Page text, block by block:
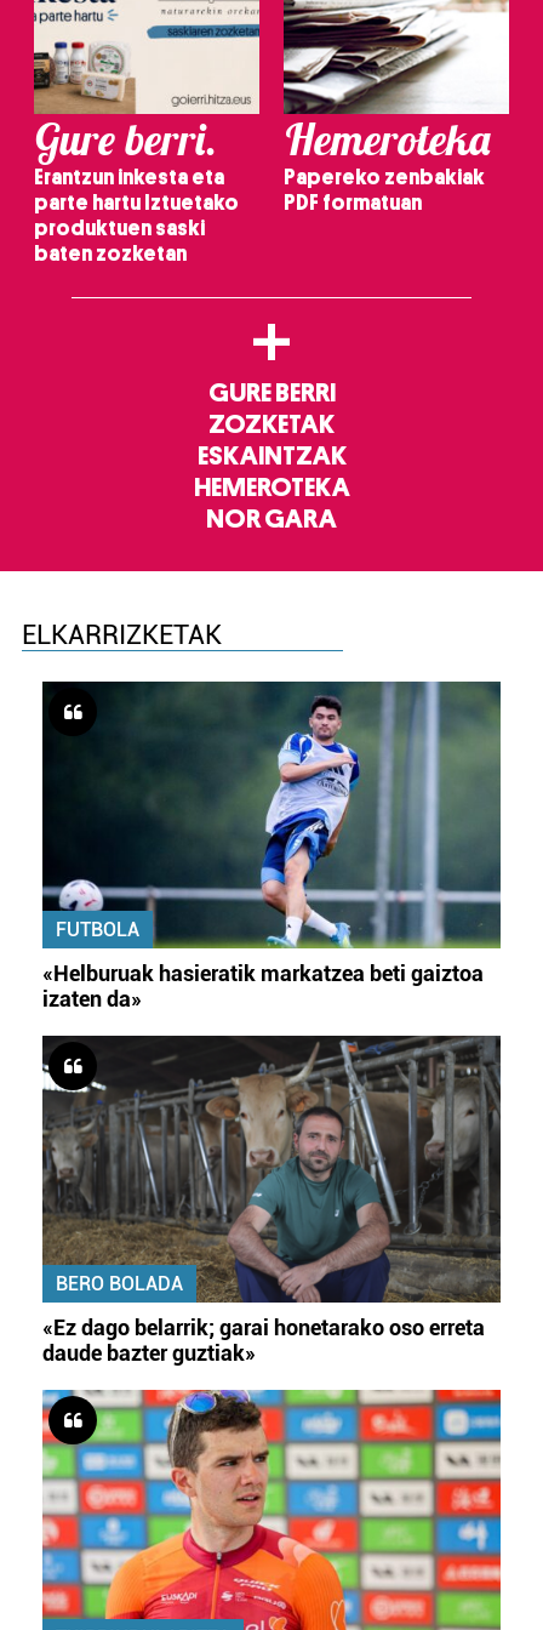
Gure berri.
Erantzun inkesta eta
parte hartu Iztuetako
produktuen saski
baten zozketan
Hemeroteka
Papereko zenbakiak
PDF formatuan
+
GURE BERRI
ZOZKETAK
ESKAINTZAK
HEMEROTEKA
NOR GARA
ELKARRIZKETAK
FUTBOLA
«Helburuak hasieratik markatzea beti gaiztoa
izaten da»
BERO BOLADA
«Ez dago belarrik; garai honetarako oso erreta
daude bazter guztiak»